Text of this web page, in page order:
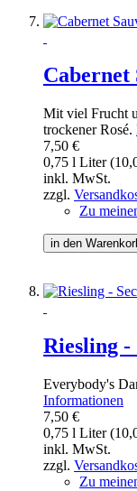
Cabernet
Mit viel Frucht
trockener Rosé.
7,50 €
0,75 l Liter
inkl. MwSt.
zzgl.
Zu
in den
Riesling -
Everybody's
Informationen
7,50 €
0,75 l Liter
inkl. MwSt.
zzgl.
Zu